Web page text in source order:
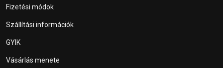
Fizetési módok
Szállítási információk
GYIK
Vásárlás menete